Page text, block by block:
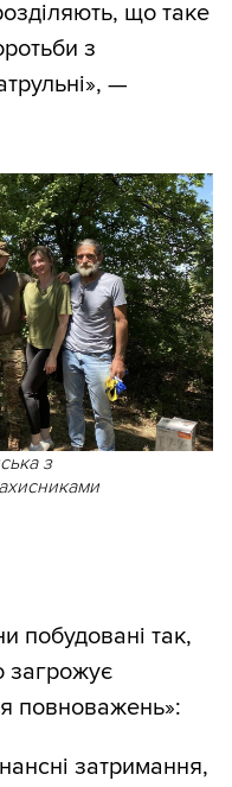
що таке
з
—
з
побудовані так,
загрожує
повноважень»:
затримання,